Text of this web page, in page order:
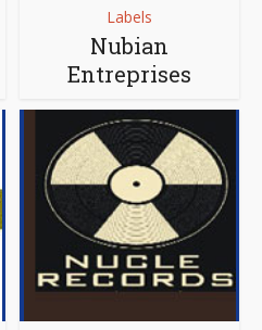
Labels
Nubian
Entreprises